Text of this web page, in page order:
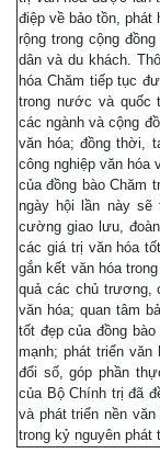
điệp về bảo tồn,
rộng trong cộng
dân và du khách.
hóa Chăm tiếp tục
trong nước và quốc
các ngành và cộng
văn hóa; đồng thời,
công nghiệp văn hóa
của đồng bào Chăm
ngày hội lần này sẽ
cường giao lưu,
các giá trị văn hóa
gắn kết văn hóa
quả các chủ trương,
văn hóa; quan tâm
tốt đẹp của đồng
mạnh; phát triển
đổi số, góp phần
của Bộ Chính trị đã
và phát triển nền
trong kỷ nguyên